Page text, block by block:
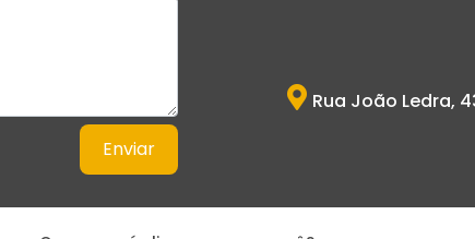
Enviar
Rua João Ledra,